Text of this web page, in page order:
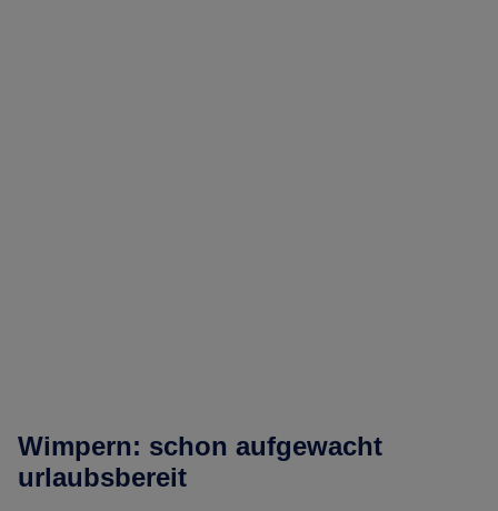
Wimpern: schon aufgewacht
urlaubsbereit